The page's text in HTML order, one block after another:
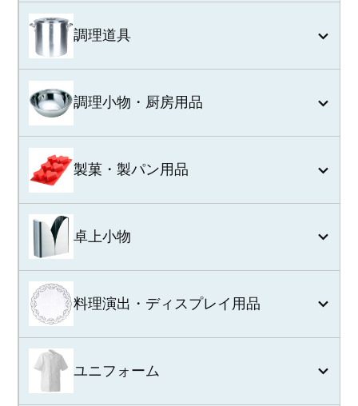
調理道具
調理小物・厨房用品
製菓・製パン用品
卓上小物
料理演出・ディスプレイ用品
ユニフォーム